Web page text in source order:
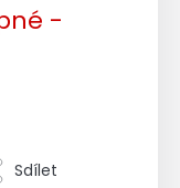
-
Sdílet